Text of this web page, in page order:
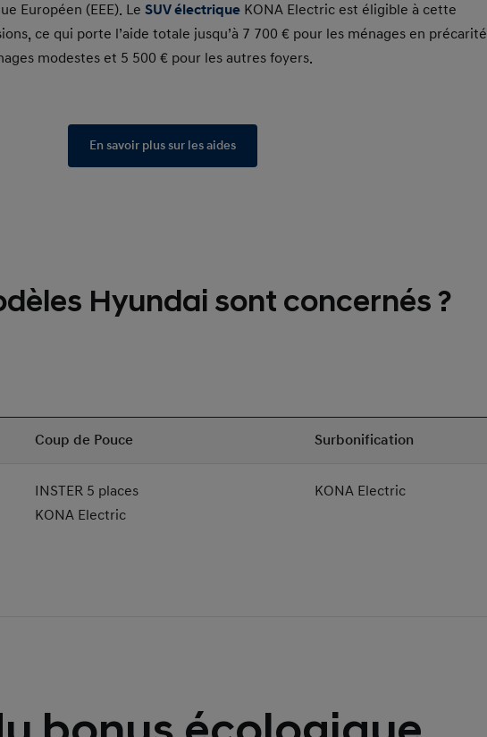
Européen (EEE). Le SUV électriqueKONA Electric est éligible à cette
ce qui porte l’aide totale jusqu’à 7 700 € pour les ménages en précarité
modestes et 5 500 € pour les autres foyers.
En savoir plus sur les aides
Hyundai sont concernés ?
Coup de Pouce Surbonification
INSTER 5 places
KONA Electric
KONA Electric